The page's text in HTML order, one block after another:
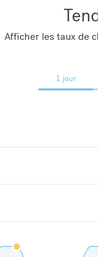
Afficher les taux de
1 jour